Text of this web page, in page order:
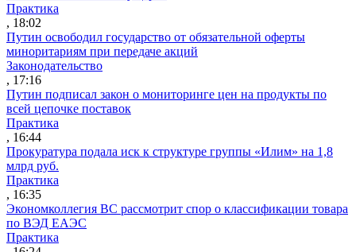
Практика
, 18:02
Путин освободил государство от обязательной оферты
миноритариям при передаче акций
Законодательство
, 17:16
Путин подписал закон о мониторинге цен на продукты по
всей цепочке поставок
Практика
, 16:44
Прокуратура подала иск к структуре группы «Илим» на 1,8
млрд руб.
Практика
, 16:35
Экономколлегия ВС рассмотрит спор о классификации товара
по ВЭД ЕАЭС
Практика